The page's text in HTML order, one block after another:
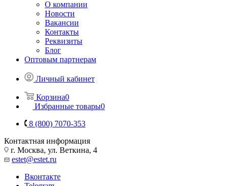
О компании
Новости
Вакансии
Контакты
Реквизиты
Блог
Оптовым партнерам
Личный кабинет
Корзина0
Избранные товары0
8 (800) 7070-353
Контактная информация
г. Москва, ул. Веткина, 4
estet@estet.ru
Вконтакте